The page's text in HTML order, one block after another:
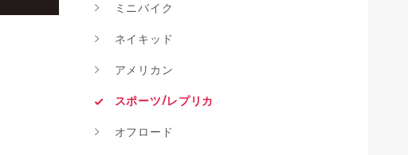
ミニバイク
ネイキッド
アメリカン
スポーツ/レプリカ
オフロード